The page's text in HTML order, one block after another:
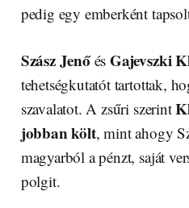
pedig egy emberként
Szász JenőésGajevszki
tehetségkutatót tartottak,
szavalatot. A zsűri szerint
jobban költ, mint ahogy
magyarból a pénzt, saját
polgit.